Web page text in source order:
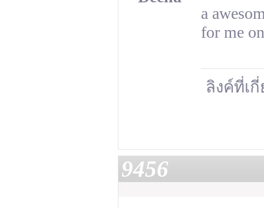
a
for me
ลิงค์ที่เ
9456